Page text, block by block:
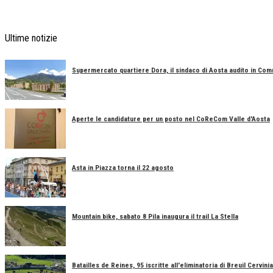
Ultime notizie
Supermercato quartiere Dora, il sindaco di Aosta audito in
Aperte le candidature per un posto nel CoReCom Valle d'Aosta
Asta in Piazza torna il 22 agosto
Mountain bike, sabato 8 Pila inaugura il trail La Stella
Batailles de Reines, 95 iscritte all'eliminatoria di Breuil Cervinia